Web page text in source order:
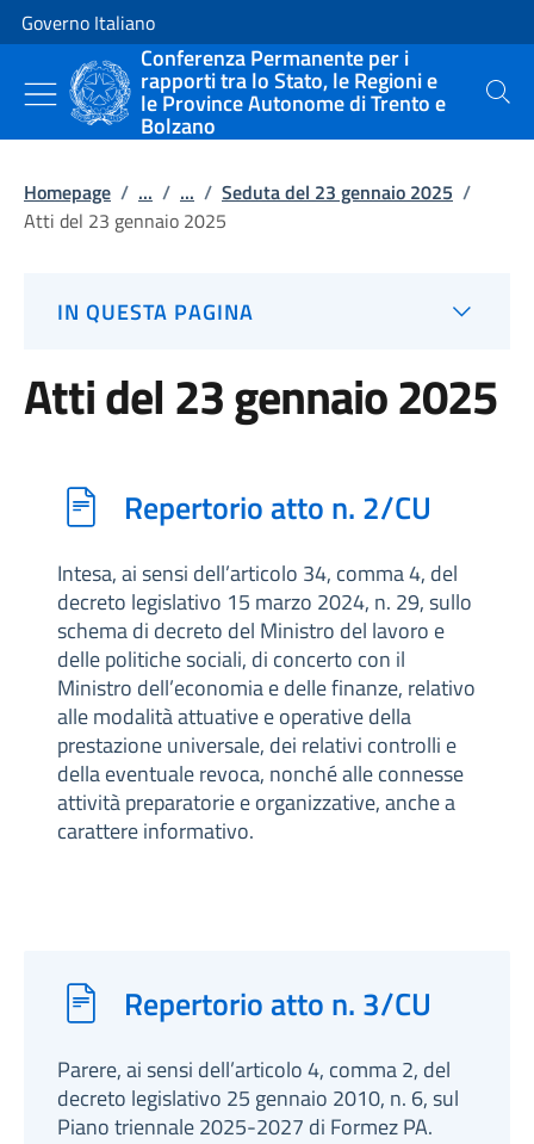
Vai al contenuto
Vai alla navigazione del sito
Governo Italiano
Conferenza Permanente per i
rapporti tra lo Stato, le Regioni e
le Province Autonome di Trento e
Bolzano
Cerca
Homepage / ... / ... / Seduta del 23 gennaio 2025 /
Atti del 23 gennaio 2025
IN QUESTA PAGINA
Atti del 23 gennaio 2025
Repertorio atto n. 2/CU
Intesa, ai sensi dell’articolo 34, comma 4, del
decreto legislativo 15 marzo 2024, n. 29, sullo
schema di decreto del Ministro del lavoro e
delle politiche sociali, di concerto con il
Ministro dell’economia e delle finanze, relativo
alle modalità attuative e operative della
prestazione universale, dei relativi controlli e
della eventuale revoca, nonché alle connesse
attività preparatorie e organizzative, anche a
carattere informativo.
Repertorio atto n. 3/CU
Parere, ai sensi dell’articolo 4, comma 2, del
decreto legislativo 25 gennaio 2010, n. 6, sul
Piano triennale 2025-2027 di Formez PA.